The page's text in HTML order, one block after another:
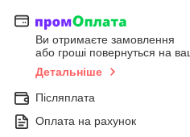
Ви отримаєте замовлення
або гроші повернуться на
Детальніше
Післяплата
Оплата на рахунок